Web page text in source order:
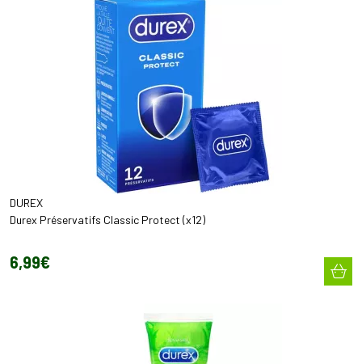
DUREX
Durex Préservatifs Classic Protect (x12)
6,99€